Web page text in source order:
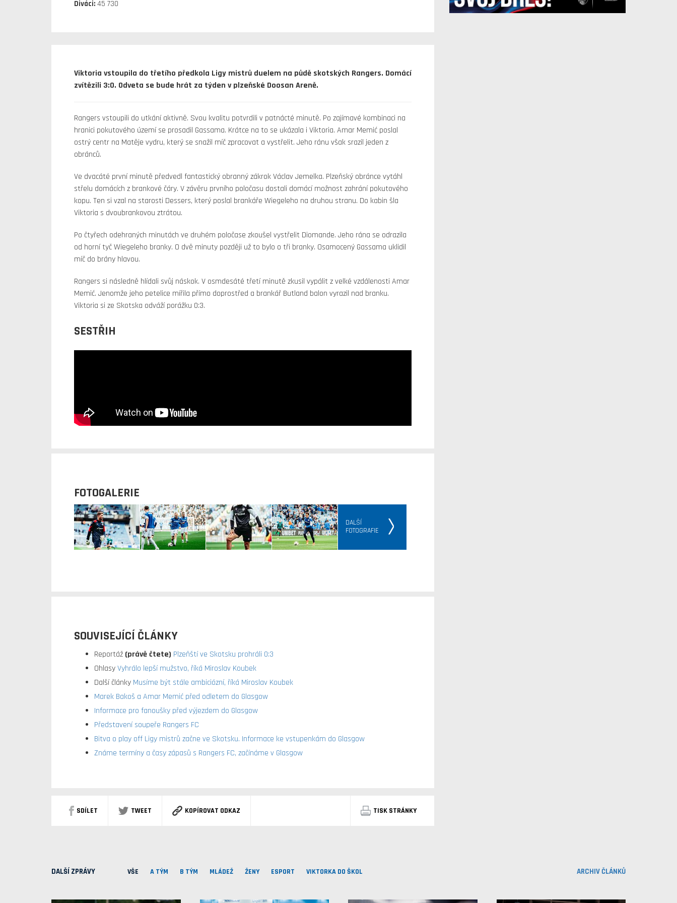
Diváci: 45 730
Viktoria vstoupila do třetího předkola Ligy mistrů duelem na půdě skotských Rangers. Domácí
zvítězili 3:0. Odveta se bude hrát za týden v plzeňské Doosan Areně.
Rangers vstoupili do utkání aktivně. Svou kvalitu potvrdili v patnácté minutě. Po zajímavé kombinaci na
hranici pokutového území se prosadil Gassama. Krátce na to se ukázala i Viktoria. Amar Memić poslal
ostrý centr na Matěje vydru, který se snažil míč zpracovat a vystřelit. Jeho ránu však srazil jeden z
obránců.
Ve dvacáté první minutě předvedl fantastický obranný zákrok Václav Jemelka. Plzeňský obránce vytáhl
střelu domácích z brankové čáry. V závěru prvního poločasu dostali domácí možnost zahrání pokutového
kopu. Ten si vzal na starosti Dessers, který poslal brankáře Wiegeleho na druhou stranu. Do kabin šla
Viktoria s dvoubrankovou ztrátou.
Po čtyřech odehraných minutách ve druhém poločase zkoušel vystřelit Diomande. Jeho rána se odrazila
od horní tyč Wiegeleho branky. O dvě minuty později už to bylo o tři branky. Osamocený Gassama uklidil
míč do brány hlavou.
Rangers si následně hlídali svůj náskok. V osmdesáté třetí minutě zkusil vypálit z velké vzdálenosti Amar
Memić. Jenomže jeho petelice mířila přímo doprostřed a brankář Butland balon vyrazil nad branku.
Viktoria si ze Skotska odváží porážku 0:3.
SESTŘIH
FOTOGALERIE
DALŠÍ
FOTOGRAFIE
SOUVISEJÍCÍ ČLÁNKY
Reportáž (právě čtete) Plzeňští ve Skotsku prohráli 0:3
OhlasyVyhrálo lepší mužstvo, říká Miroslav Koubek
Další články Musíme být stále ambiciózní, říká Miroslav Koubek
Marek Bakoš a Amar Memić před odletem do Glasgow
Informace pro fanoušky před výjezdem do Glasgow
Představení soupeře Rangers FC
Bitva o play off Ligy mistrů začne ve Skotsku. Informace ke vstupenkám do Glasgow
Známe termíny a časy zápasů s Rangers FC, začínáme v Glasgow
SDÍLET TWEET KOPÍROVAT ODKAZ TISK STRÁNKY
DALŠÍ ZPRÁVY VŠE A TÝM B TÝM MLÁDEŽ ŽENY ESPORT VIKTORKA DO ŠKOL ARCHIV ČLÁNKŮ